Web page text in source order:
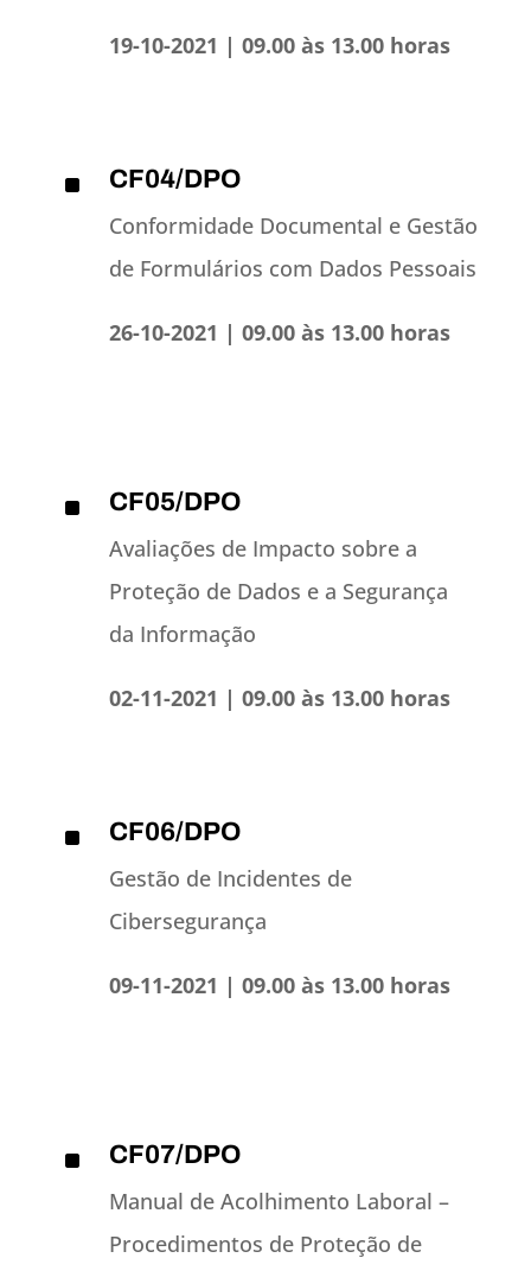
19-10-2021 | 09.00 às 13.00 horas
^
CF04/DPO
Conformidade Documental e Gestão
de Formulários com Dados Pessoais
26-10-2021 | 09.00 às 13.00 horas
^
CF05/DPO
Avaliações de Impacto sobre a
Proteção de Dados e a Segurança
da Informação
02-11-2021 | 09.00 às 13.00 horas
^
CF06/DPO
Gestão de Incidentes de
Cibersegurança
09-11-2021 | 09.00 às 13.00 horas
^
CF07/DPO
Manual de Acolhimento Laboral –
Procedimentos de Proteção de